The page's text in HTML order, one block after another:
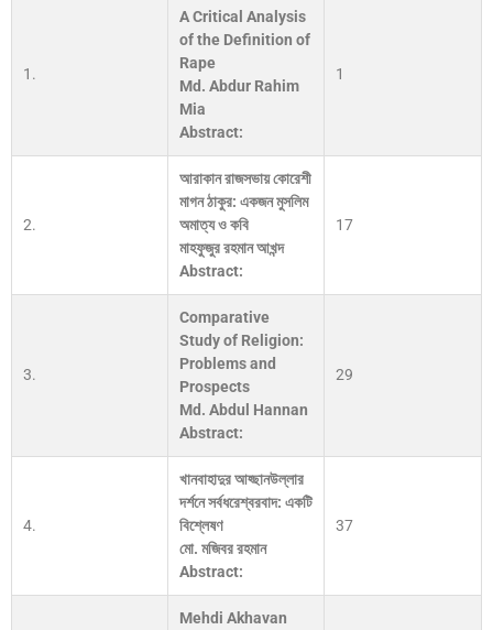
1.
A Critical Analysis
of the Definition of
Rape
Md. Abdur Rahim
Mia
Abstract:
1
2.
আরাকান রাজসভায় কোরেশী
মাগন ঠাকুর: একজন মুসলিম
অমাত্য ও কবি
মাহফুজুর রহমান আখন্দ
Abstract:
17
3.
Comparative
Study of Religion:
Problems and
Prospects
Md. Abdul Hannan
Abstract:
29
4.
খানবাহাদুর আহ্ছানউল্লার
দর্শনে সর্বধরেশ্বরবাদ: একটি
বিশ্লেষণ
মো. মজিবর রহমান
Abstract:
37
Mehdi Akhavan